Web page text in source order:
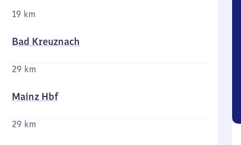
19 km
Bad Kreuznach
29 km
Mainz Hbf
29 km